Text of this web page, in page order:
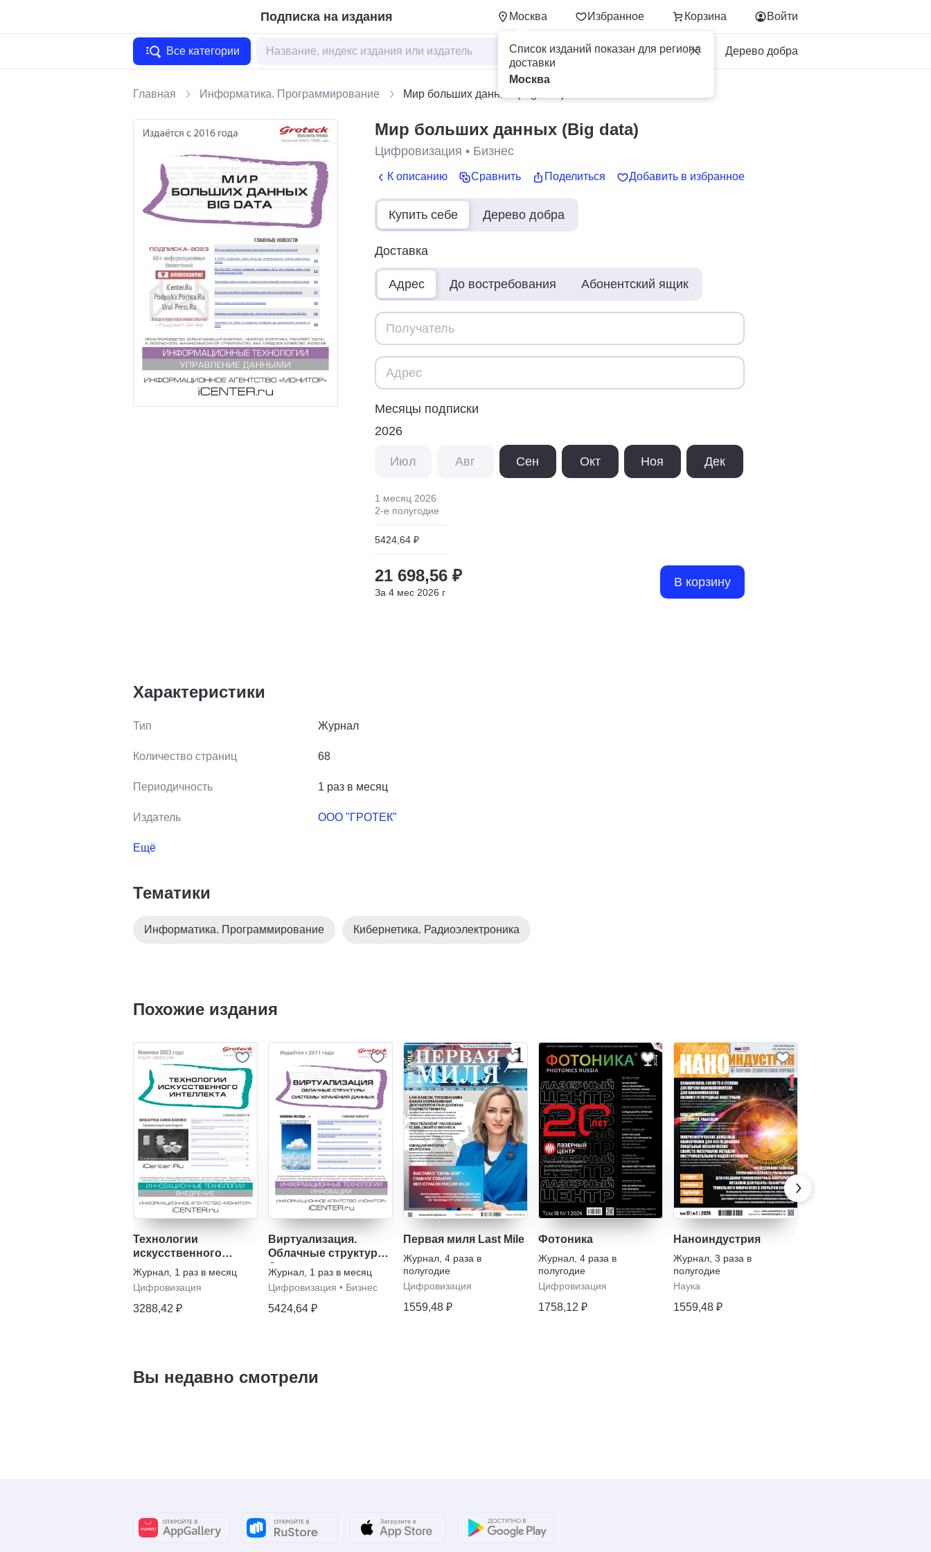
Подписка на издания Москва Избранное Корзина
Список изданий показан для региона
доставки
Москва
Войти
Все категории Для бизнеса Дерево добра
Главная Информатика. Программирование Мир больших данных (Big data)
Мир больших данных (Big data)
Цифровизация • Бизнес
К описанию Сравнить Поделиться Добавить в избранное
Купить себе Дерево добра
Доставка
Адрес До востребования Абонентский ящик
Месяцы подписки
2026
Июл Авг Сен Окт Ноя Дек
1 месяц 2026
2-е полугодие
5424,64 ₽
21 698,56 ₽
За 4 мес 2026 г
В корзину
Характеристики
Тип Журнал
Количество страниц 68
Периодичность 1 раз в месяц
Издатель ООО "ГРОТЕК"
Ещё
Тематики
Информатика. Программирование Кибернетика. Радиоэлектроника
Похожие издания
Технологии
искусственного
интеллекта
Журнал 1 раз в месяц
Цифровизация
3288,42 ₽
Виртуализация.
Облачные структуры.
Системы хранения
данных
Журнал 1 раз в месяц
Цифровизация • Бизнес
5424,64 ₽
Первая миля Last Mile
Журнал 4 раза в
полугодие
Цифровизация
1559,48 ₽
Фотоника
Журнал 4 раза в
полугодие
Цифровизация
1758,12 ₽
Наноиндустрия
Журнал 3 раза в
полугодие
Наука
1559,48 ₽
Вы недавно смотрели